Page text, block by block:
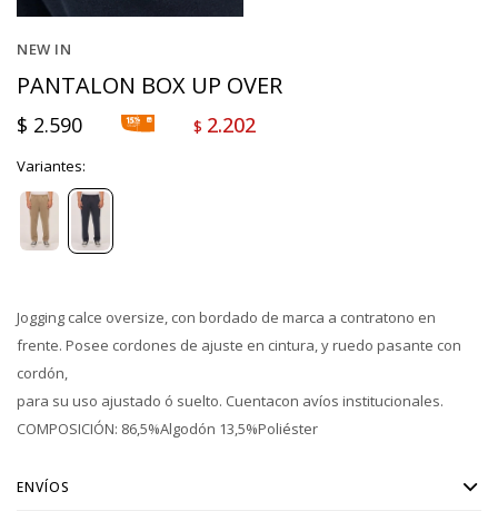
NEW IN
PANTALON BOX UP OVER
$ 2.590 $ 2.202
Variantes:
Jogging calce oversize, con bordado de marca a contratono en
frente. Posee cordones de ajuste en cintura, y ruedo pasante con
cordón,
para su uso ajustado ó suelto. Cuentacon avíos institucionales.
COMPOSICIÓN: 86,5%Algodón 13,5%Poliéster
ENVÍOS